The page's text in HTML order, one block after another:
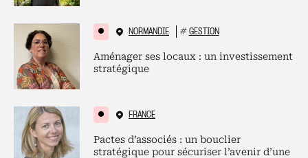
NORMANDIE # GESTION
Aménager ses locaux : un investissement
stratégique
FRANCE
Pactes d’associés : un bouclier
stratégique pour sécuriser l’avenir d’une